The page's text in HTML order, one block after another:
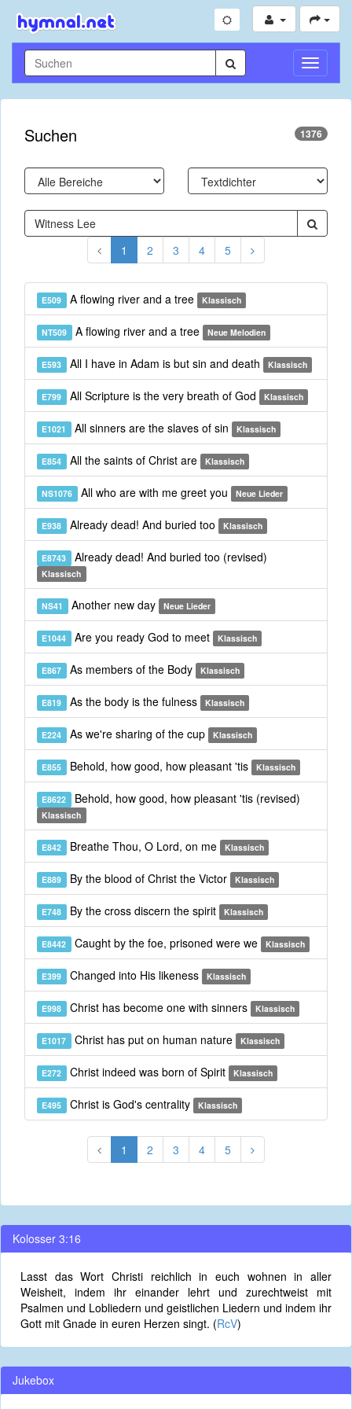
Suchen 1376
1 2 3 4 5
E509 A flowing river and a tree Klassisch
NT509 A flowing river and a tree Neue Melodien
E593 All I have in Adam is but sin and death Klassisch
E799 All Scripture is the very breath of God Klassisch
E1021 All sinners are the slaves of sin Klassisch
E854 All the saints of Christ are Klassisch
NS1076 All who are with me greet you Neue Lieder
E938 Already dead! And buried too Klassisch
E8743 Already dead! And buried too (revised)
Klassisch
NS41 Another new day Neue Lieder
E1044 Are you ready God to meet Klassisch
E867 As members of the Body Klassisch
E819 As the body is the fulness Klassisch
E224 As we're sharing of the cup Klassisch
E855 Behold, how good, how pleasant 'tis Klassisch
E8622 Behold, how good, how pleasant 'tis (revised)
Klassisch
E842 Breathe Thou, O Lord, on me Klassisch
E889 By the blood of Christ the Victor Klassisch
E748 By the cross discern the spirit Klassisch
E8442 Caught by the foe, prisoned were we Klassisch
E399 Changed into His likeness Klassisch
E998 Christ has become one with sinners Klassisch
E1017 Christ has put on human nature Klassisch
E272 Christ indeed was born of Spirit Klassisch
E495 Christ is God's centrality Klassisch
1 2 3 4 5
Kolosser 3:16
Lasst das Wort Christi reichlich in euch wohnen in aller
Weisheit, indem ihr einander lehrt und zurechtweist mit
Psalmen und Lobliedern und geistlichen Liedern und indem ihr
Gott mit Gnade in euren Herzen singt. (RcV)
Jukebox